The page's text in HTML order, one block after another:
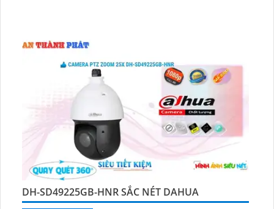
DH-SD49225GB-HNR SẮC NÉT DAHUA